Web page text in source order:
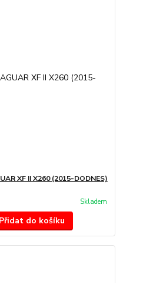
XF II X260 (2015-DODNES)
Skladem
Přidat do košíku